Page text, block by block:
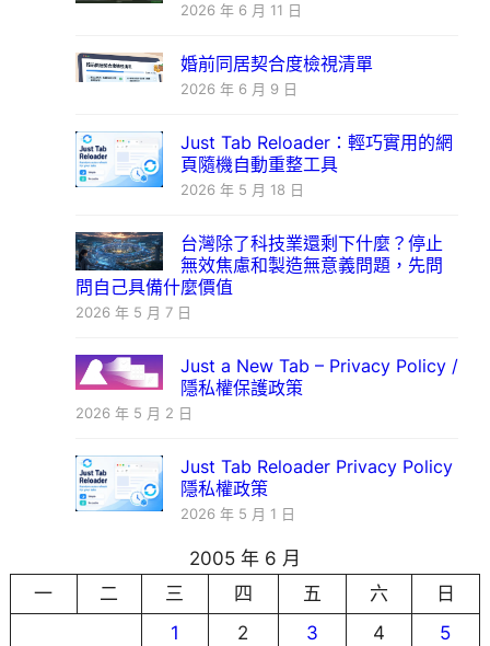
2026 年 6 月 11 日
婚前同居契合度檢視清單
2026 年 6 月 9 日
Just Tab Reloader：輕巧實用的網
頁隨機自動重整工具
2026 年 5 月 18 日
台灣除了科技業還剩下什麼？停止
無效焦慮和製造無意義問題，先問
問自己具備什麼價值
2026 年 5 月 7 日
Just a New Tab – Privacy Policy /
隱私權保護政策
2026 年 5 月 2 日
Just Tab Reloader Privacy Policy
隱私權政策
2026 年 5 月 1 日
2005 年 6 月
一
二 三 四 五 六
日
1
2 3 4
5